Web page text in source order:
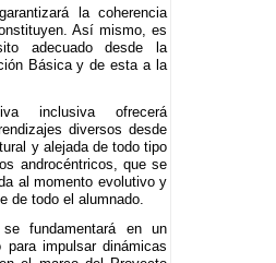
la coherencia
Así mismo, es
adecuado desde la
Básica y de esta a la
inclusiva ofrecerá
diversos desde
y alejada de todo tipo
androcéntricos, que se
al momento evolutivo y
de todo el alumnado.
fundamentará en un
para impulsar dinámicas